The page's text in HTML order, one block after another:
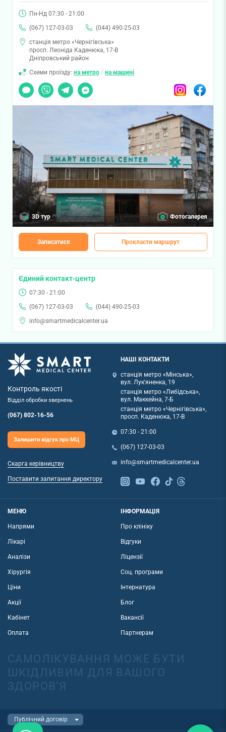
Пн-Нд 07:30 - 21:00
(067) 127-03-03
(044) 490-25-03
станція метро «Чернігівська»
просп. Леоніда Каденюка, 17-В
Дніпровський район
Схеми проїзду: на метро / на машині
Чат
Viber TelegramMessenger InstagramFacebook
3D тур Фотогалерея
Записатися Прокласти маршрут
Єдиний контакт-центр
07:30 - 21:00
(067) 127-03-03
(044) 490-25-03
info@smartmedicalcenter.ua
Контроль якості
Відділ обробки звернень
(067) 802-16-56
Залишити відгук про МЦ
Скарга керівництву
Поставити запитання директору
НАШІ КОНТАКТИ
станція метро «Мінська»,
вул. Лук'яненка, 19
станція метро «Либідська»,
вул. Маккейна, 7-Б
станція метро «Чернігівська»,
просп. Каденюка, 17-В
07:30 - 21:00
(067) 127-03-03
info@smartmedicalcenter.ua
МЕНЮ
Напрями
Лікарі
Аналізи
Хірургія
Ціни
Акції
Кабінет
Оплата
ІНФОРМАЦІЯ
Про клініку
Відгуки
Ліцензії
Соц. програми
Інтернатура
Блог
Вакансії
Партнерам
САМОЛІКУВАННЯ МОЖЕ БУТИ
ШКІДЛИВИМ ДЛЯ ВАШОГО
ЗДОРОВ'Я